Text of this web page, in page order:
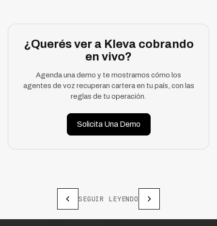
¿Querés ver a Kleva cobrando
en vivo?
Agenda una demo y te mostramos cómo los
agentes de voz recuperan cartera en tu país, con las
reglas de tu operación.
Solicita Una Demo
SEGUIR LEYENDO